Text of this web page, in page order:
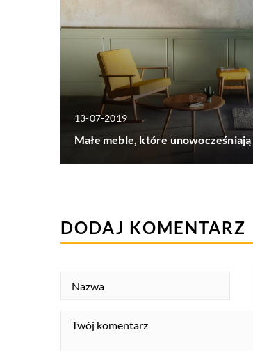
13-07-2019
Małe meble, które
DODAJ KOMENTARZ